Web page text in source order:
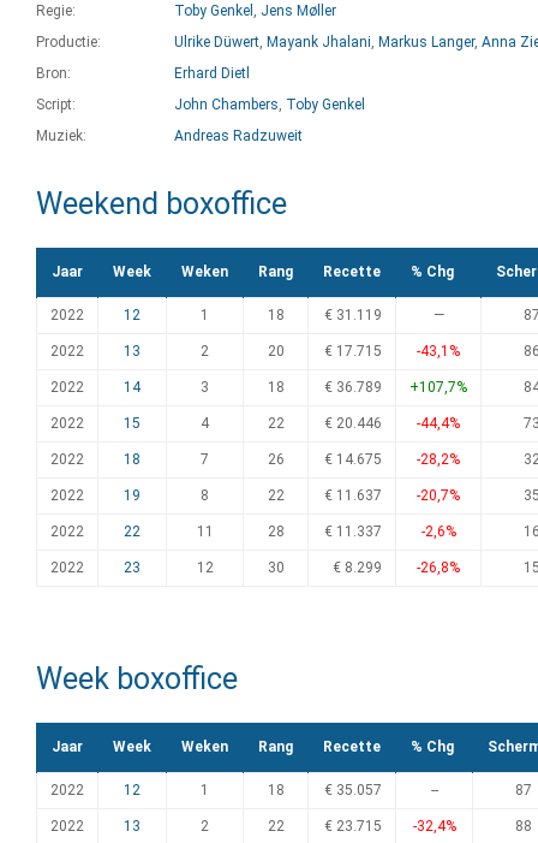
Regie:
Toby Genkel , Jens Møller
Productie:
Ulrike Düwert, Mayank Jhalani, Markus Langer, Anna
Bron:
Erhard Dietl
Script:
John Chambers, Toby Genkel
Muziek:
Andreas Radzuweit
Weekend boxoffice
Jaar Week Weken Rang Recette % Chg
2022 12 1 18 € 31.119 —
2022 13 2 20 € 17.715 -43,1%
2022 14 3 18 € 36.789 +107,7%
2022 15 4 22 € 20.446 -44,4%
2022 18 7 26 € 14.675 -28,2%
2022 19 8 22 € 11.637 -20,7%
2022 22 11 28 € 11.337 -2,6%
2022 23 12 30 € 8.299 -26,8%
Week boxoffice
Jaar Week Weken Rang Recette % Chg
2022 12 1 18 € 35.057 -- 87
2022 13 2 22 € 23.715 -32,4% 88